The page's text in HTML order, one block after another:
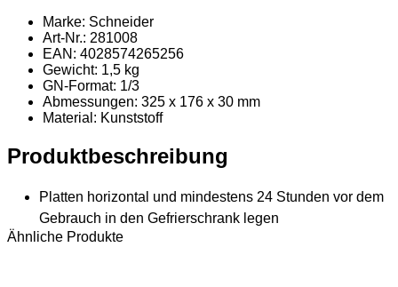
Marke: Schneider
Art-Nr.: 281008
EAN: 4028574265256
Gewicht: 1,5 kg
GN-Format: 1/3
Abmessungen: 325 x 176 x 30 mm
Material : Kunststoff
Produktbeschreibung
Platten horizontal und mindestens 24 Stunden vor dem
Gebrauch in den Gefrierschrank legen
Ähnliche Produkte